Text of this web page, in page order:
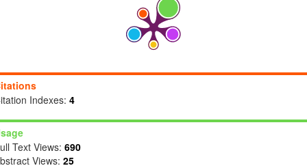
Indexes: 4
Text Views: 690
Views: 25